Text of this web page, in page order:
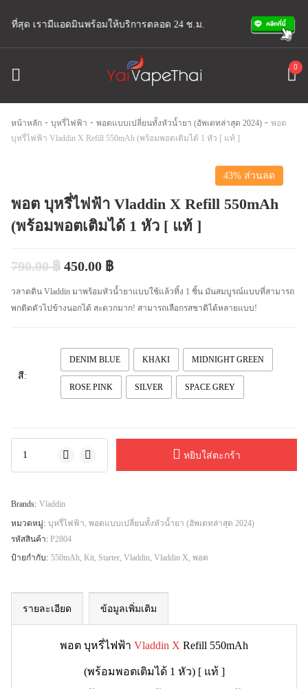
สุด เรามีแอดมินพร้อมให้บริการตลอด 24 ช.ม.
0
หน้าหลัก - บุหรี่ไฟฟ้า - พอตแบบเปลี่ยนทั้งหัวน้ำยา (อัพเดทล่าสุด 2024) - พอต
บุหรี่ไฟฟ้า Vladdin X Refill 550mAh (พร้อมพอตเติมได้ 1 หัว [ แท้ ]
43% ส่วนลด
พอต บุหรี่ไฟฟ้า Vladdin X Refill 550mAh
(พร้อมพอตเติมได้ 1 หัว [ แท้ ]
790.00฿ 450.00 ฿
วลาดดิน Vladdin มาพร้อมหัวน้ำยาแบบใช้แล้วทิ้ง 1 ชิ้น มันสมบูรณ์แบบที่สามารถ
พกติดตัวไปข้างนอกได้ สะดวกมาก! สามารถเลือกรสชาติได้หลายแบบ!
สี:
DENIM BLUE KHAKI MIDNIGHT GREEN
ROSE PINK SILVER SPACE GREY
หยิบใส่ตะกร้า
Brands: Vladdin
หมวดหมู่: บุหรี่ไฟฟ้า พอตแบบเปลี่ยนทั้งหัวน้ำยา (อัพเดทล่าสุด 2024)
รหัสสินค้า: P2804
ป้ายกำกับ: 550mAh Kit Starter Vladdin Vladdin X พอต
รายละเอียด ข้อมูลเพิ่มเติม
พอต บุหรี่ไฟฟ้า Vladdin X Refill 550mAh
(พร้อมพอตเติมได้ 1 หัว) [ แท้ ]